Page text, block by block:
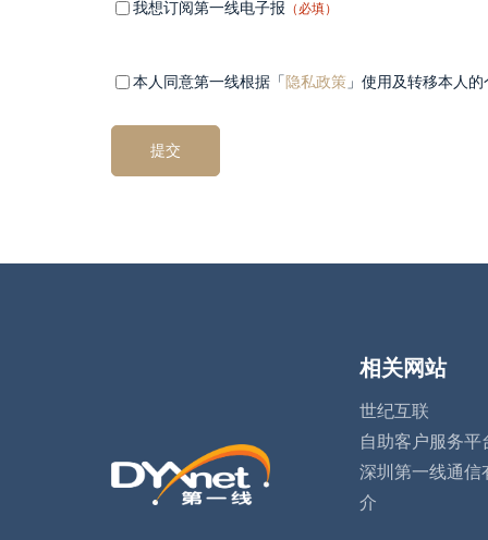
Mandatory
我想订阅第一线电子报 （必填）
Mandatory（必
本人同意第一线根据「 隐私政策 」使用及转移本人
相关网站
世纪互联
自助客户服务平
深圳第一线通信
介